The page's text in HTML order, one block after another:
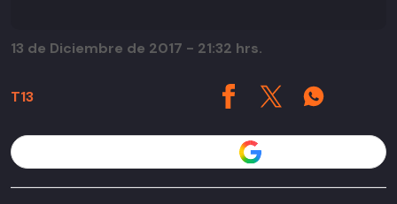
T13
13 de Diciembre de 2017 - 21:32 hrs.